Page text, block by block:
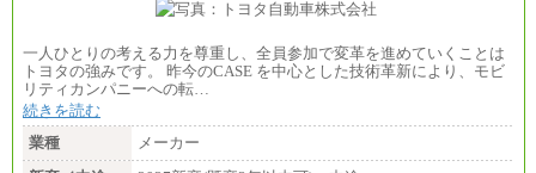
一人ひとりの考える力を尊重し、全員参加で変革を進めていくことは
トヨタの強みです。 昨今のCASE を中心とした技術革新により、モビ
リティカンパニーへの転…
続きを読む
業種
メーカー